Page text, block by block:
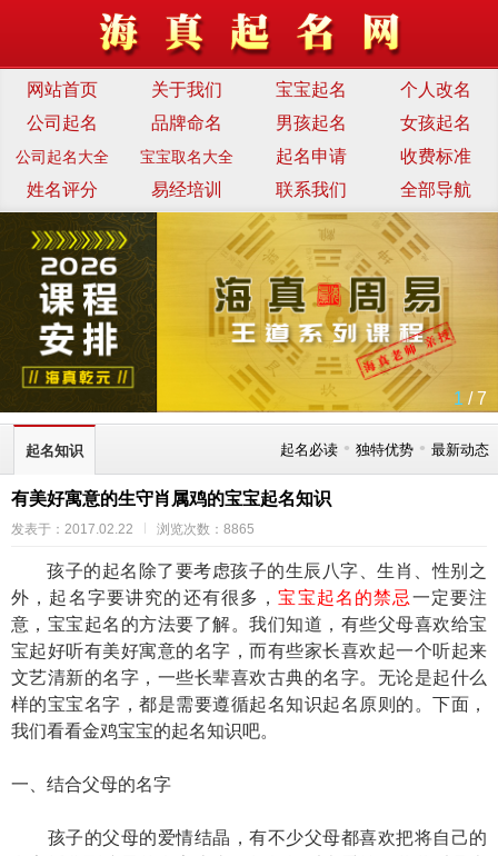
网站首页 关于我们 宝宝起名
个人改名
公司起名
品牌命名 男孩起名 女孩起名
公司起名大全 宝宝取名大全 起名申请
收费标准
姓名评分
易经培训 联系我们 全部导航
1 / 7
起名知识 起名必读 • 独特优势 • 最新动态
有美好寓意的生守肖属鸡的宝宝起名知识
发表于：2017.02.22 浏览次数：8865
孩子的起名除了要考虑孩子的生辰八字、生肖、性别之
外，起名字要讲究的还有很多，宝宝起名的禁忌一定要注
意，宝宝起名的方法要了解。我们知道，有些父母喜欢给宝
宝起好听有美好寓意的名字，而有些家长喜欢起一个听起来
文艺清新的名字，一些长辈喜欢古典的名字。无论是起什么
样的宝宝名字，都是需要遵循起名知识起名原则的。下面，
我们看看金鸡宝宝的起名知识吧。
一、结合父母的名字
孩子的父母的爱情结晶，有不少父母都喜欢把将自己的